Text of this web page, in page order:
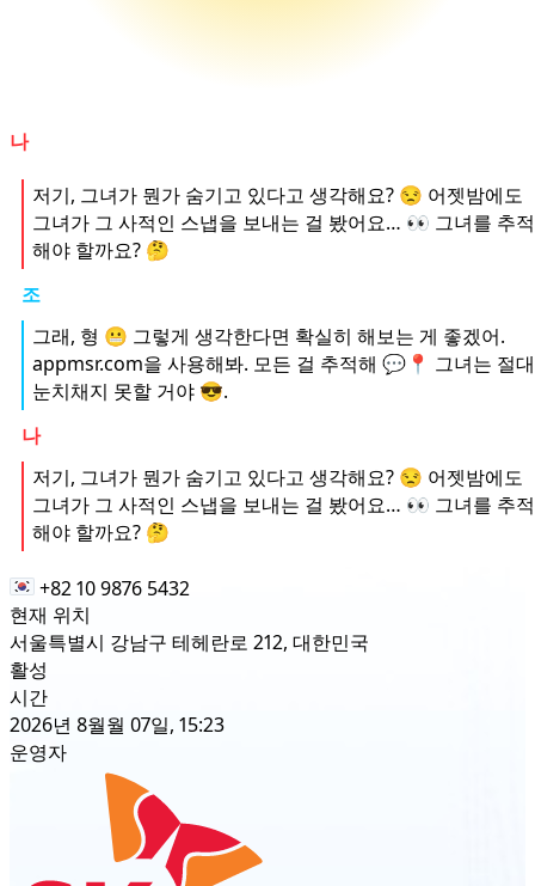
나
저기, 그녀가 뭔가 숨기고 있다고 생각해요? 😒 어젯밤에도
그녀가 그 사적인 스냅을 보내는 걸 봤어요… 👀 그녀를 추적
해야 할까요? 🤔
조
그래, 형 😬 그렇게 생각한다면 확실히 해보는 게 좋겠어.
appmsr.com을 사용해봐. 모든 걸 추적해 💬📍 그녀는 절대
눈치채지 못할 거야 😎.
나
저기, 그녀가 뭔가 숨기고 있다고 생각해요? 😒 어젯밤에도
그녀가 그 사적인 스냅을 보내는 걸 봤어요… 👀 그녀를 추적
해야 할까요? 🤔
+82 10 9876 5432
현재 위치
서울특별시 강남구 테헤란로 212, 대한민국
활성
시간
2026년 8월월 07일, 15:23
운영자